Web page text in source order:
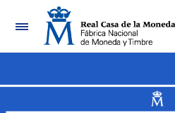
Navigation